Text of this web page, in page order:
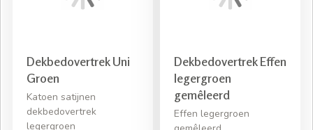
Dekbedovertrek Uni
Groen
Katoen satijnen
dekbedovertrek
legergroen
Dekbedovertrek Effen
legergroen
gemêleerd
Effen legergroen